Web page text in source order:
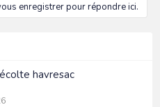
enregistrer pour répondre ici.
havresac